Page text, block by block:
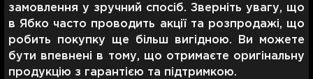
замовлення у зручний спосіб. Зверніть увагу, що
в Ябко часто проводить акції та розпродажі, що
робить покупку ще більш вигідною. Ви можете
бути впевнені в тому, що отримаєте оригінальну
продукцію з гарантією та підтримкою.